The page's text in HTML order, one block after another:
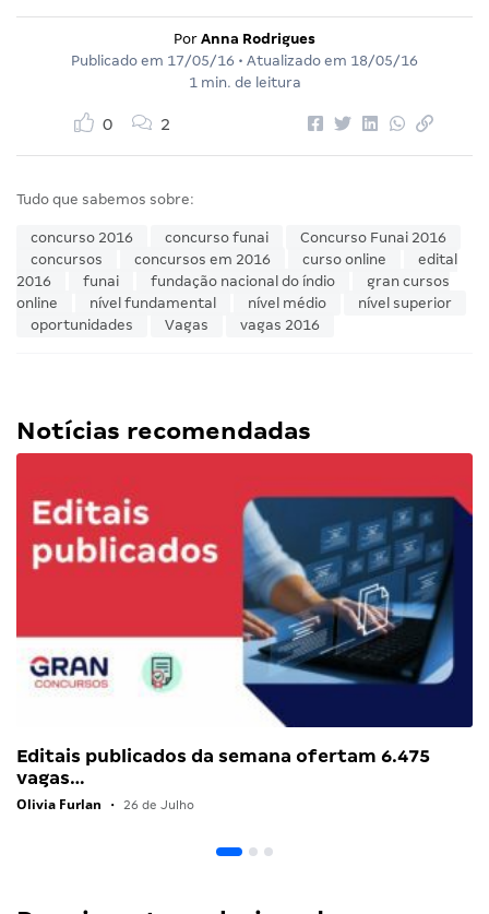
Por Anna Rodrigues
Publicado em 17/05/16 • Atualizado em 18/05/16
1 min. de leitura
0 2
Tudo que sabemos sobre:
concurso 2016 concurso funai
Concurso Funai 2016
concursos
concursos em 2016 curso online
edital
2016
funai fundação nacional do índio
gran cursos
online
nível fundamental nível médio
nível superior
oportunidades
Vagas vagas 2016
Notícias recomendadas
Editais publicados da semana ofertam 6.475
vagas…
Olivia Furlan • 26 de Julho